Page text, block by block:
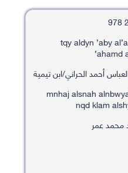
tqy aldyn ’aby
أحمد الحراني/ابن تيمية
mnhaj alsnah
nqd klam
محمد عمر